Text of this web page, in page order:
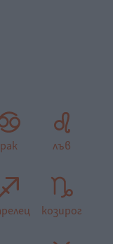
рак лъв
козирог